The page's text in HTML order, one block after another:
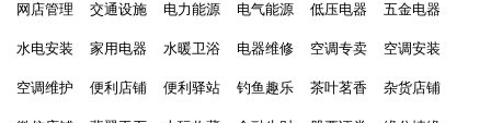
网店管理 交通设施 电力能源 电气能源 低压电器 五金电器
水电安装 家用电器 水暖卫浴 电器维修 空调专卖 空调安装
空调维护 便利店铺 便利驿站 钓鱼趣乐 茶叶茗香 杂货店铺